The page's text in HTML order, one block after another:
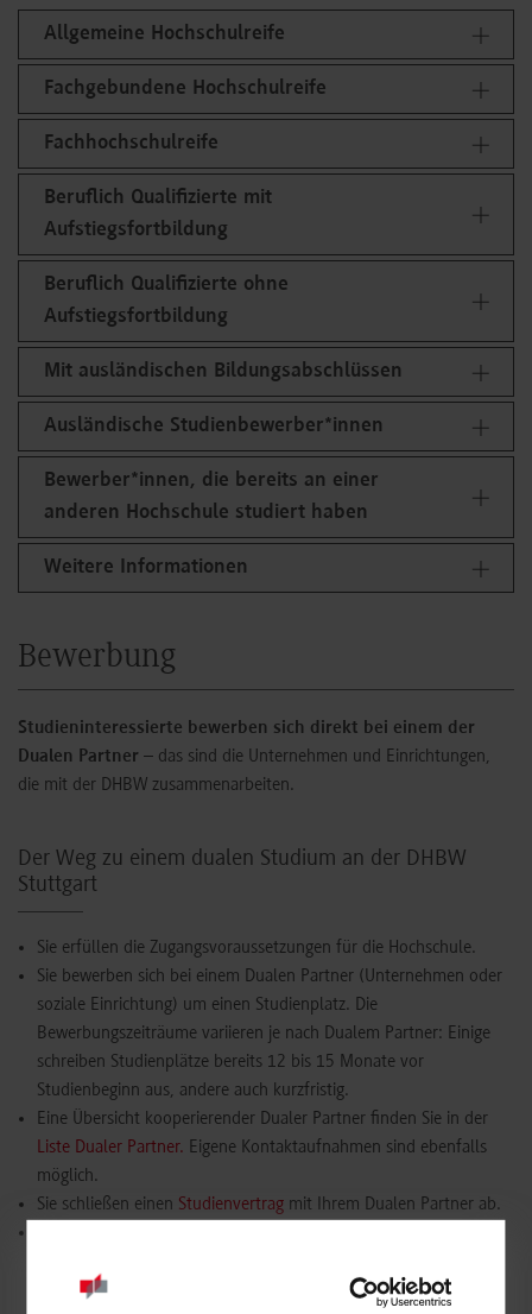
Allgemeine Hochschulreife
Fachgebundene Hochschulreife
Fachhochschulreife
Beruflich Qualifizierte mit
Aufstiegsfortbildung
Beruflich Qualifizierte ohne
Aufstiegsfortbildung
Mit ausländischen Bildungsabschlüssen
Ausländische Studienbewerber*innen
Bewerber*innen, die bereits an einer
anderen Hochschule studiert haben
Weitere Informationen
Bewerbung
Studieninteressierte bewerben sich direkt bei einem der
Dualen Partner – das sind die Unternehmen und Einrichtungen,
die mit der DHBW zusammenarbeiten.
Der Weg zu einem dualen Studium an der DHBW
Stuttgart
Sie erfüllen die Zugangsvoraussetzungen für die Hochschule.
Sie bewerben sich bei einem Dualen Partner (Unternehmen oder
soziale Einrichtung) um einen Studienplatz. Die
Bewerbungszeiträume variieren je nach Dualem Partner: Einige
schreiben Studienplätze bereits 12 bis 15 Monate vor
Studienbeginn aus, andere auch kurzfristig.
Eine Übersicht kooperierender Dualer Partner finden Sie in der
Liste Dualer Partner. Eigene Kontaktaufnahmen sind ebenfalls
möglich.
Sie schließen einen Studienvertrag mit Ihrem Dualen Partner ab.
der Partner).